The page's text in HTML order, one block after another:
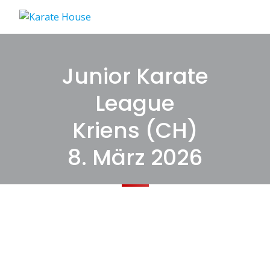
content
Junior Karate
League
Kriens (CH)
8. März 2026